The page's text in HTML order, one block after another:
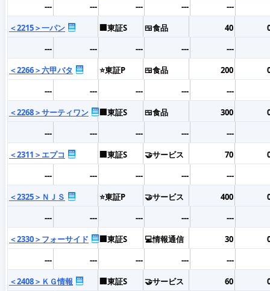
---
--- --- ---
---
＜2215＞一パン
🏢東証S 🍱食品 40
---
--- --- ---
---
＜2266＞六甲バタ
⭐東証P 🍱食品 200
---
--- --- ---
---
＜2268＞サーティワン
🏢東証S 🍱食品 300
---
--- --- ---
---
＜2311＞エプコ
🏢東証S 🤝サービス 70
---
--- --- ---
---
＜2325＞ＮＪＳ
⭐東証P 🤝サービス 400
---
--- --- ---
---
＜2330＞フォーサイド
🏢東証S 💻情報通信 30
---
--- --- ---
---
＜2408＞ＫＧ情報
🏢東証S 🤝サービス 60